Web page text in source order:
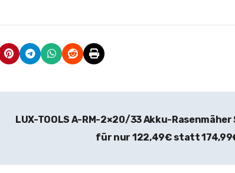
LUX-TOOLS A-RM-2×20/33 Akku-Rasenmäher
für nur 122,49€ statt